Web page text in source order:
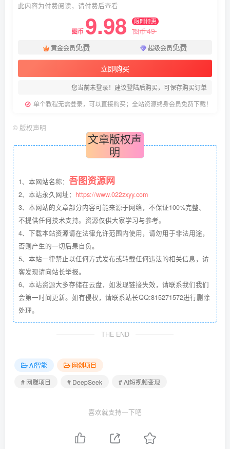
此内容为付费阅读，请付费后查看
图币 9.98 限时特惠
图币49
黄金会员免费 超级会员免费
立即购买
您当前未登录！建议登陆后购买，可保存购买订单
单个教程无需登录，可以直接购买；全站资源终身会员免费下载！
© 版权声明
文章版权声
明
1、本网站名称： 吾图资源网
2、本站永久网址： https://www.022zxyy.com
3、本网站的文章部分内容可能来源于网络，不保证100%完整、
不提供任何技术支持。资源仅供大家学习与参考。
4、下载本站资源请在法律允许范围内使用，请勿用于非法用途，
否则产生的一切后果自负。
5、本站一律禁止以任何方式发布或转载任何违法的相关信息，访
客发现请向站长举报。
6、本站资源大多存储在云盘，如发现链接失效，请联系我们我们
会第一时间更新。如有侵权，请联系站长QQ:815271572进行删除
处理。
THE END
AI智能
网创项目
# 网赚项目
# DeepSeek # AI短视频变现
喜欢就支持一下吧